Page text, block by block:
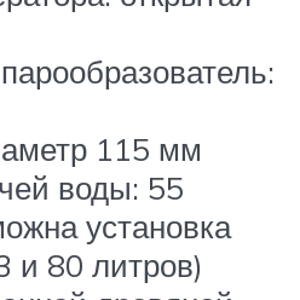
115 мм
воды: 55
установка
и 80 литров)